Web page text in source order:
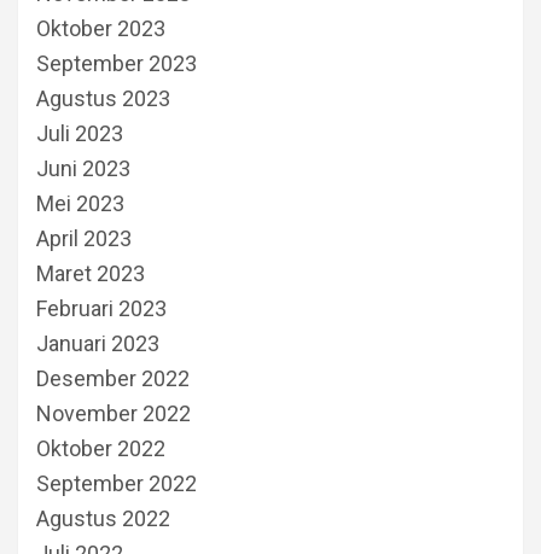
Oktober 2023
September 2023
Agustus 2023
Juli 2023
Juni 2023
Mei 2023
April 2023
Maret 2023
Februari 2023
Januari 2023
Desember 2022
November 2022
Oktober 2022
September 2022
Agustus 2022